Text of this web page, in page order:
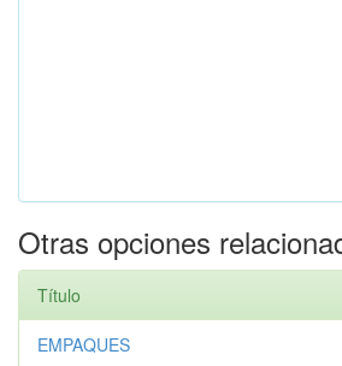
Otras opciones
Título
EMPAQUES